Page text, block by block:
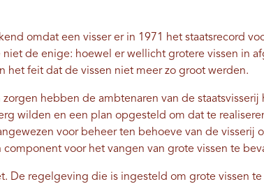
omdat een visser er in 1971 het staatsrecord
de enige: hoewel er wellicht grotere vissen in
het feit dat de vissen niet meer zo groot werden.
hebben de ambtenaren van de
wilden en een plan opgesteld om dat te
voor beheer ten behoeve van de visserij
​​component voor het vangen van grote vissen te
De regelgeving die is ingesteld om grote vissen